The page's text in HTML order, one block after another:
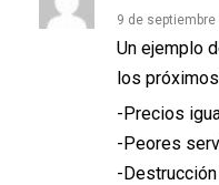
9 de
Un ejemplo
los
-Precios
-Peores
-